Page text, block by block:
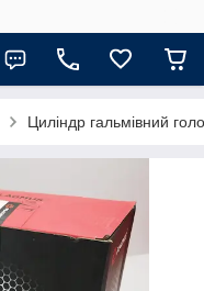
Циліндр гальмівний